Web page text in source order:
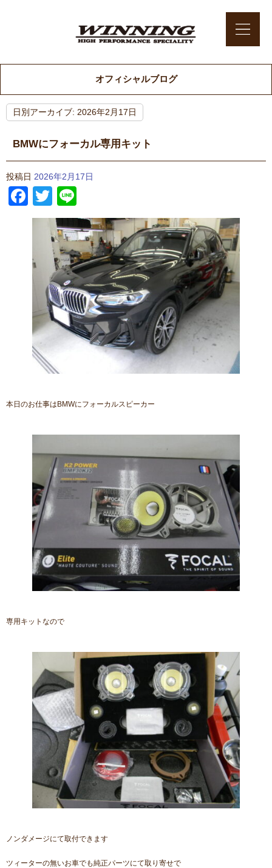
オフィシャルブログ
日別アーカイブ: 2026年2月17日
BMWにフォーカル専用キット
投稿日 2026年2月17日
Facebook
Twitter
本日のお仕事はBMWにフォーカルスピーカー
専用キットなので
ノンダメージにて取付できます
ツィーターの無いお車でも純正パーツにて取り寄せで